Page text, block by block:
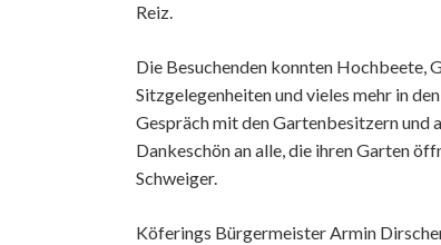
Reiz.
Die Besuchenden konnten Hochbeete,
Sitzgelegenheiten und vieles mehr in
Gespräch mit den Gartenbesitzern und
Dankeschön an alle, die ihren Garten
Schweiger.
Köferings Bürgermeister Armin